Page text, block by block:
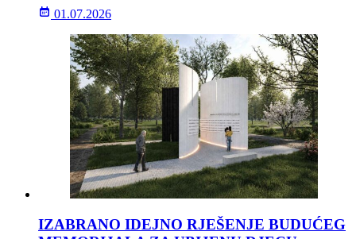
01.07.2026
IZABRANO IDEJNO RJEŠENJE BUDUĆEG